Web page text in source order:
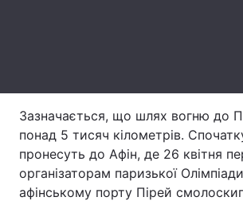
Зазначається, що шлях вогню до
понад 5 тисяч кілометрів.
пронесуть до Афін, де 26 квітня
організаторам паризької
афінському порту Пірей